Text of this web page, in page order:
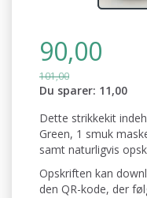
90,00
101,00
Du sparer: 11,00
Dette strikkekit
Green, 1 smuk
samt naturligvis
Opskriften kan
den QR-kode, der